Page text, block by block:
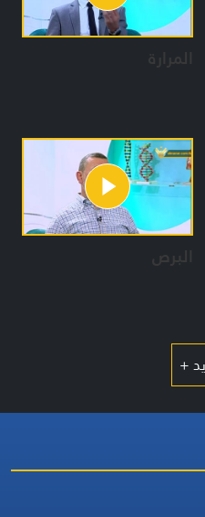
المرارة
البرص
+